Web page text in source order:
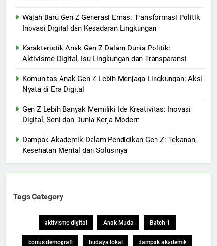
Wajah Baru Gen Z Generasi Emas: Transformasi Politik
Inovasi Digital dan Kesadaran Lingkungan
Karakteristik Anak Gen Z Dalam Dunia Politik:
Aktivisme Digital, Isu Lingkungan dan Transparansi
Komunitas Anak Gen Z Lebih Menjaga Lingkungan: Aksi
Nyata di Era Digital
Gen Z Lebih Banyak Memiliki Ide Kreativitas: Inovasi
Digital, Seni dan Dunia Kerja Modern
Dampak Akademik Dalam Pendidikan Gen Z: Tekanan,
Kesehatan Mental dan Solusinya
Tags Category
aktivisme digital Anak Muda Batch 1
bonus demografi budaya lokal dampak akademik